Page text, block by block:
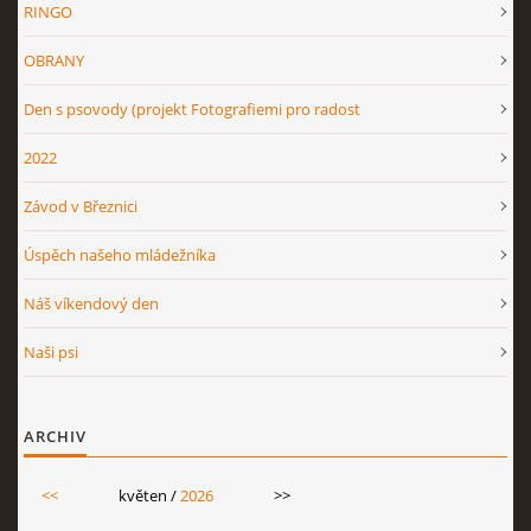
OV NO 2026
RINGO
OBRANY
Den s psovody (projekt Fotografiemi pro radost
2022
Závod v Březnici
Úspěch našeho mládežníka
Náš víkendový den
Naši psi
ARCHIV
<< květen /2026 >>